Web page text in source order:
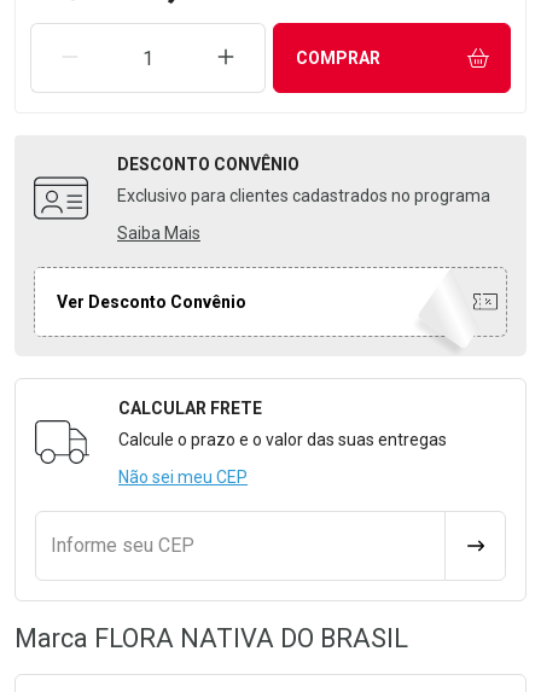
REMOVER UMA UNIDADEAUMENTAR UMA UNIDADE
COMPRAR
DESCONTO CONVÊNIO
Exclusivo para clientes cadastrados no programa
Saiba Mais
Ver Desconto Convênio
Formulário para Calcular o Frete
CALCULAR FRETE
Calcule o prazo e o valor das suas entregas
Não sei meu CEP
Informe seu CEP
Marca FLORA NATIVA DO BRASIL